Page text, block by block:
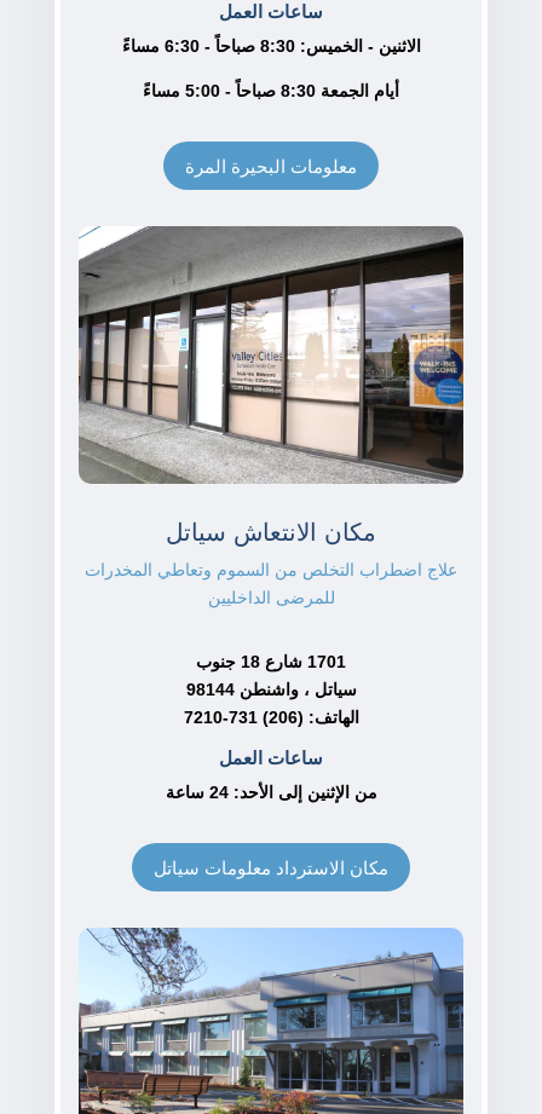
ساعات العمل
الاثنين - الخميس: 8:30 صباحاً - 6:30 مساءً
أيام الجمعة 8:30 صباحاً - 5:00 مساءً
معلومات البحيرة المرة
مكان الانتعاش سياتل
علاج اضطراب التخلص من السموم وتعاطي المخدرات
للمرضى الداخليين
1701 شارع 18 جنوب
سياتل ، واشنطن 98144
الهاتف: (206) 731-7210
ساعات العمل
من الإثنين إلى الأحد: 24 ساعة
مكان الاسترداد معلومات سياتل